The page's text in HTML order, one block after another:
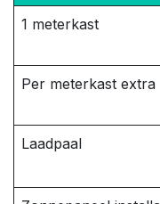
1 meterkast
Per meterkast extra
Laadpaal